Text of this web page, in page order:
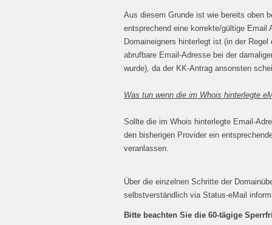
Aus diesem Grunde ist wie bereits oben
entsprechend eine korrekte/gültige Email
Domaineigners hinterlegt ist (in der
abrufbare Email-Adresse bei der
wurde), da der KK-Antrag ansonsten
Was tun wenn die im Whois hinterlegte
Sollte die im Whois hinterlegte Email-
den bisherigen Provider ein
veranlassen.
Über die einzelnen Schritte der
selbstverständlich via Status-eMail
Bitte beachten Sie die 60-tägige